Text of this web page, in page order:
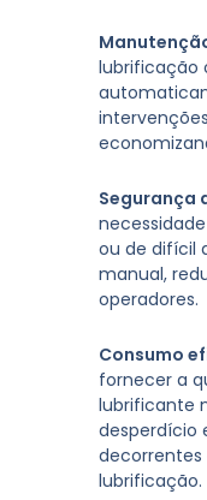
lubrificação
Segurança
ou de difícil
manual,
operadores.
Consumo
fornecer a
lubrificante
desperdício
decorrentes
lubrificação.